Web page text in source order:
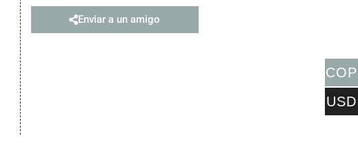
Enviar a un amigo
COP
USD